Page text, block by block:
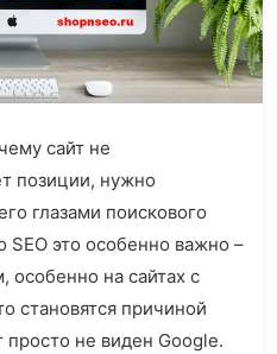
сайт не
позиции, нужно
глазами поискового
SEO это особенно важно –
на сайтах с
становятся причиной
просто не виден Google.